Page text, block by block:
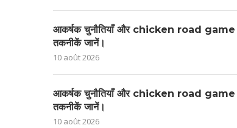
आकर्षक चुनौतियाँ और chicken road game
तकनीकें जानें।
10 août 2026
आकर्षक चुनौतियाँ और chicken road game
तकनीकें जानें।
10 août 2026